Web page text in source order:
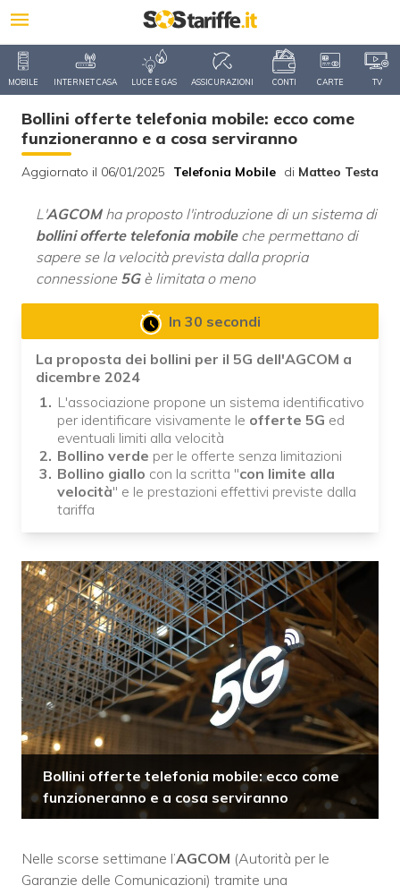
MOBILE INTERNET CASA LUCE E GAS ASSICURAZIONI CONTI CARTE TV
Bollini offerte telefonia mobile: ecco come
funzioneranno e a cosa serviranno
Aggiornato il 06/01/2025 Telefonia Mobile di Matteo Testa
L'AGCOMha proposto l'introduzione di un sistema di
bollini offerte telefonia mobileche permettano di
sapere se la velocità prevista dalla propria
connessione 5Gè limitata o meno
In 30 secondi
La proposta dei bollini per il 5G dell'AGCOM a
dicembre 2024
L'associazione propone un sistema identificativo
per identificare visivamente le offerte 5G ed
eventuali limiti alla velocità
Bollino verde per le offerte senza limitazioni
Bollino giallo con la scritta "con limite alla
velocità" e le prestazioni effettivi previste dalla
tariffa
Bollini offerte telefonia mobile: ecco come
funzioneranno e a cosa serviranno
Nelle scorse settimane l’AGCOM (Autorità per le
Garanzie delle Comunicazioni) tramite una